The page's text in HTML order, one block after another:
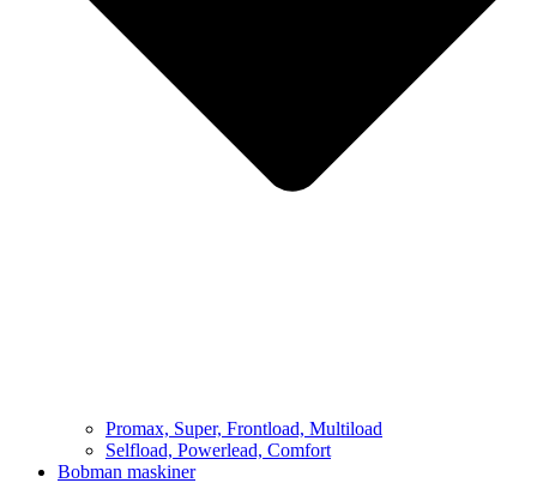
Promax, Super, Frontload, Multiload
Selfload, Powerlead, Comfort
Bobman maskiner